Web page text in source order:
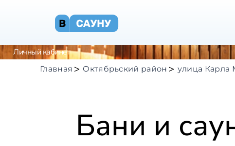
Личный кабинет
Главная Октябрьский район улица Карла
Бани и